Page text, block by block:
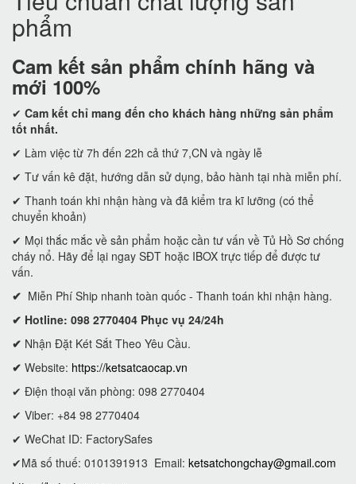
phẩm
Cam kết sản phẩm chính hãng và
mới 100%
✔ Cam kết chỉ mang đến cho khách hàng những sản phẩm
tốt nhất.
✔ Làm việc từ 7h đến 22h cả thứ 7,CN và ngày lễ
✔ Tư vấn kê đặt, hướng dẫn sử dụng, bảo hành tại nhà miễn phí.
✔ Thanh toán khi nhận hàng và đã kiểm tra kĩ lưỡng (có thể
chuyển khoản)
✔ Mọi thắc mắc về sản phẩm hoặc cần tư vấn về Tủ Hồ Sơ chống
cháy nổ. Hãy để lại ngay SĐT hoặc IBOX trực tiếp để được tư
vấn.
✔ Miễn Phí Ship nhanh toàn quốc - Thanh toán khi nhận hàng.
✔ Hotline: 098 2770404 Phục vụ 24/24h
✔ Nhận Đặt Két Sắt Theo Yêu Cầu.
✔ Website: https://ketsatcaocap.vn
✔ Điện thoại văn phòng: 098 2770404
✔ Viber: +84 98 2770404
✔ WeChat ID: FactorySafes
✔Mã số thuế: 0101391913 Email: ketsatchongchay@gmail.com